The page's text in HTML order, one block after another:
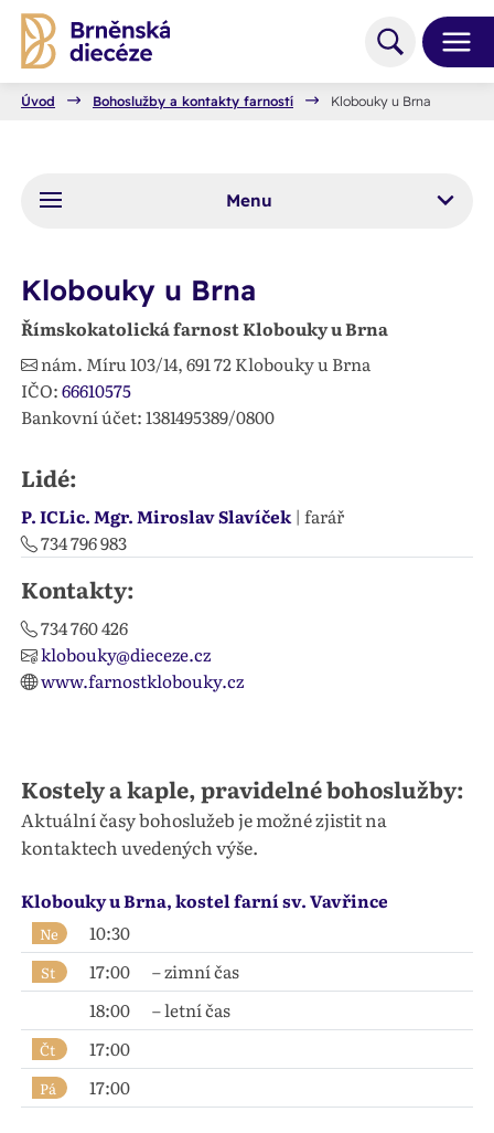
Úvod Bohoslužby a kontakty farností Klobouky u Brna
Menu
Klobouky u Brna
Římskokatolická farnost Klobouky u Brna
nám. Míru 103/14,691 72Klobouky u Brna
IČO:66610575
Bankovní účet: 1381495389/0800
Lidé:
P. ICLic. Mgr. Miroslav Slavíček | farář
734 796 983
Kontakty:
734 760 426
klobouky@dieceze.cz
www.farnostklobouky.cz
Kostely a kaple, pravidelné bohoslužby:
Aktuální časy bohoslužeb je možné zjistit na
kontaktech uvedených výše.
Klobouky u Brna, kostel farní sv. Vavřince
Ne 10:30
St 17:00
– zimní čas
18:00
– letní čas
Čt 17:00
Pá 17:00